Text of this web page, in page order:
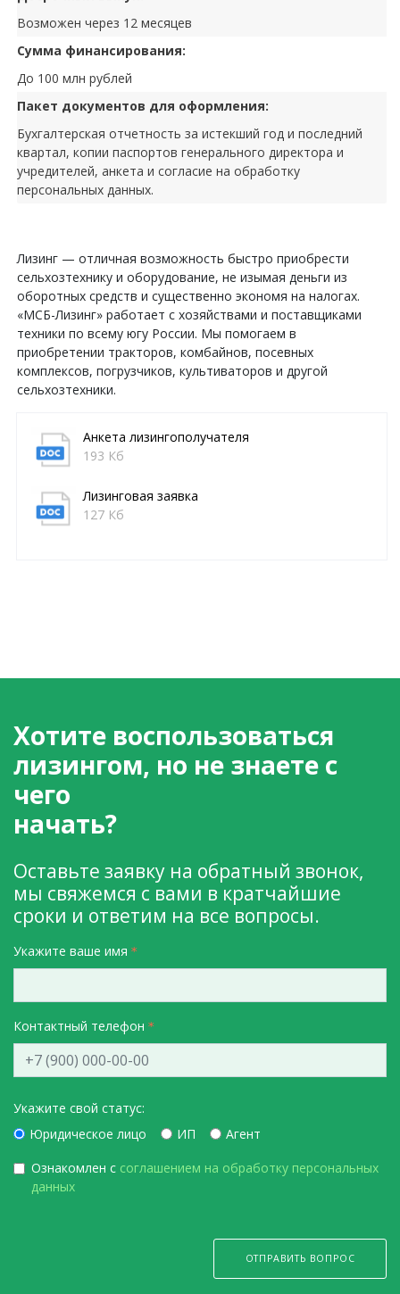
Возможен через 12 месяцев
Сумма финансирования:
До 100 млн рублей
Пакет документов для оформления:
Бухгалтерская отчетность за истекший год и последний
квартал, копии паспортов генерального директора и
учредителей, анкета и согласие на обработку
персональных данных.
Лизинг — отличная возможность быстро приобрести
сельхозтехнику и оборудование, не изымая деньги из
оборотных средств и существенно экономя на налогах.
«МСБ-Лизинг» работает с хозяйствами и поставщиками
техники по всему югу России. Мы помогаем в
приобретении тракторов, комбайнов, посевных
комплексов, погрузчиков, культиваторов и другой
сельхозтехники.
Анкета лизингополучателя
193 Кб
Лизинговая заявка
127 Кб
Хотите воспользоваться
лизингом, но не знаете с
чего
начать?
Оставьте заявку на обратный звонок,
мы свяжемся с вами в кратчайшие
сроки и ответим на все вопросы.
Укажите ваше имя
Контактный телефон
Укажите свой статус:
Юридическое лицо
ИП
Агент
Ознакомлен с соглашением на обработку персональных
данных
ОТПРАВИТЬ ВОПРОС